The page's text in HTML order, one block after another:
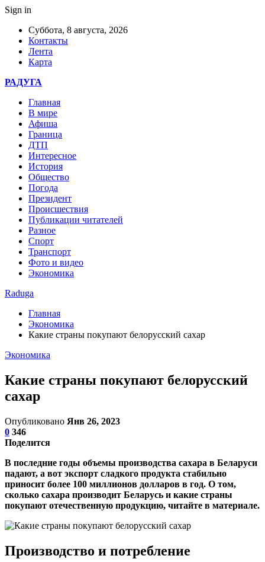
Sign in
Суббота, 8 августа, 2026
Контакты
Лента
Карта
РАДУГА
Главная
В мире
Афиша
Граница
ДТП
Интересное
История
Общество
Погода
Президент
Происшествия
Публикации читателей
Разное
Спорт
Транспорт
Фото и видео
Экономика
Raduga
Главная
Экономика
Какие страны покупают белорусский сахар
Экономика
Какие страны покупают белорусский
сахар
Опубликовано Янв 26, 2023
0 346
Поделится
В последние годы объемы производства сахара в Беларуси
падают, а вот экспорт сладкого продукта стабильно
приносит более 100 миллионов долларов в год. О том,
сколько сахара производит Беларусь и какие страны
покупают отечественную продукцию, читайте в материале.
Производство и потребление